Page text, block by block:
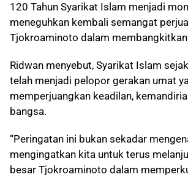
120 Tahun Syarikat Islam menjadi
meneguhkan kembali semangat
Tjokroaminoto dalam
Ridwan menyebut, Syarikat Islam
telah menjadi pelopor gerakan umat
memperjuangkan keadilan,
bangsa.
“Peringatan ini bukan sekadar
mengingatkan kita untuk terus
besar Tjokroaminoto dalam